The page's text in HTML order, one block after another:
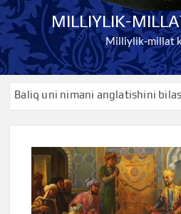
MILLIYLIK-
Milliylik-millat
anglatishini bilasizmi